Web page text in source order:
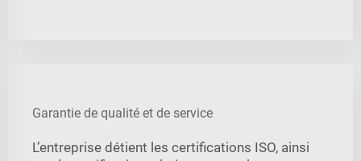
Garantie de qualité et de service
L’entreprise détient les certifications ISO, ainsi